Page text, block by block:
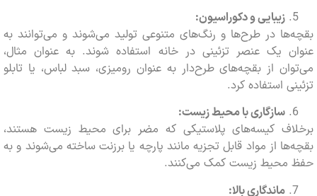
زیبایی و دکوراسیون:
در طرح‌ها و رنگ‌های متنوعی تولید می‌شوند و می‌توانند به
یک عنصر تزئینی در خانه استفاده شوند. به عنوان مثال،
از بقچه‌های طرح‌دار به عنوان رومیزی، سبد لباس، یا تابلو
استفاده کرد.
سازگاری با محیط زیست:
کیسه‌های پلاستیکی که مضر برای محیط زیست هستند،
از مواد قابل تجزیه مانند پارچه یا برزنت ساخته می‌شوند و به
زیست کمک می‌کنند.
ماندگاری بالا: